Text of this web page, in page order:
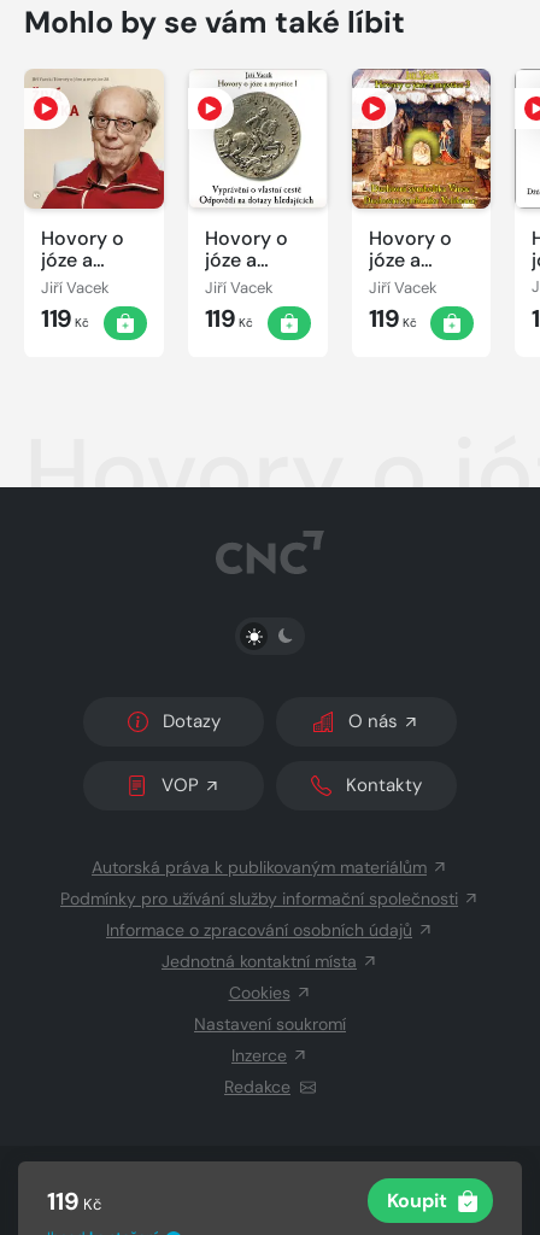
119 Kč Koupit
Mohlo by se vám také líbit
Hovory o
józe a
mystice č.
28
Jiří Vacek
119 Kč
Hovory o
józe a
mystice č. 1
Jiří Vacek
119 Kč
Hovory o
józe a
mystice č.
Jiří Vacek
119 Kč
Hovory o
PŘEPNOUT SVĚTLÝ/TMAVÝ REŽIM
Dotazy O nás
VOP Kontakty
Autorská práva k publikovaným materiálům
Podmínky pro užívání služby informační společnosti
Informace o zpracování osobních údajů
Jednotná kontaktní místa
Cookies
Nastavení soukromí
Inzerce
Redakce
CZECH NEWS CENTER a.s.a dodavatelé
Vysázeno